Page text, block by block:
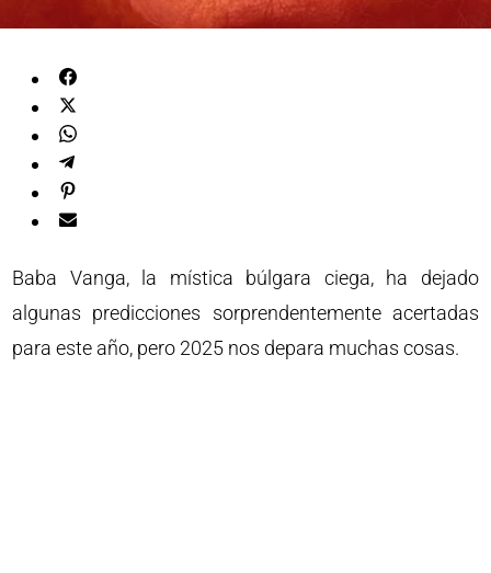
Baba Vanga, la mística búlgara ciega, ha dejado
algunas predicciones sorprendentemente acertadas
para este año, pero 2025 nos depara muchas cosas.